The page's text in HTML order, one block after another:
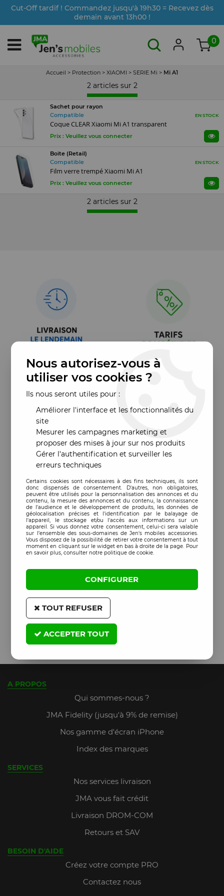
Cut-Off tardif ! Commandez jusqu'à 19h30 = Recevez dès
demain avant 13h00 !
0
Accueil > Protection > XIAOMI > SERIE Mi > Mi A1
2 articles sur 2
Sachet pour rayon
Compatible
EN STOCK
Coque CLEAR Xiaomi Mi A1 transparent
Prix : Veuillez vous connecter
Boite (Retail)
Compatible
EN STOCK
Film verre trempé Xiaomi Mi A1
Prix : Veuillez vous connecter
2 articles sur 2
A PROPOS
Qui sommes-nous ?
JMA Fidelity (jusqu'à 9% de remise)
Nos gamme d'écran iPhone
Index des marques
SERVICES
Nos services livraison
JMA vous fait crédit
Livraison DROM-COM
Retours et SAV
BESOIN D'AIDE
Créez votre compte PRO
Contactez nous
Nous autorisez-vous à
utiliser vos cookies ?
Ils nous seront utiles pour :
Améliorer l'interface et les fonctionnalités du
site
Mesurer les campagnes marketing et
proposer des mises à jour sur nos produits
Gérer l'authentification et surveiller les
erreurs techniques
Certains cookies sont nécessaires à des fins techniques, ils sont
donc dispensés de consentement. D'autres, non obligatoires,
peuvent être utilisés pour la personnalisation des annonces et du
contenu, la mesure des annonces et du contenu, la connaissance
de l'audience et le développement de produits, les données de
géolocalisation précises et l'identification par le balayage de
l'appareil, le stockage et/ou l'accès aux informations sur un
appareil. Si vous donnez votre consentement, celui-ci sera valable
sur l’ensemble des sous-domaines de Jen's mobiles accessories.
Vous disposez de la possibilité de retirer votre consentement à tout
moment en cliquant sur le widget en bas à droite de la page. Pour
en savoir plus, consulter notre politique de cookie.
CONFIGURER
TOUT REFUSER
ACCEPTER TOUT